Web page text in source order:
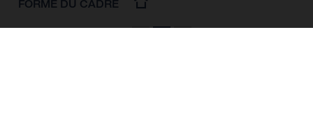
FORME DU CADRE